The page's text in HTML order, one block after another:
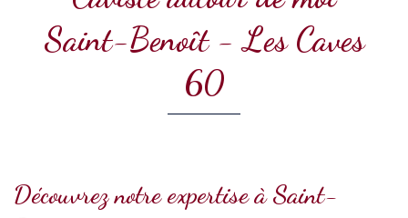
Saint-Benoît - Les Caves
60
Découvrez notre expertise à Saint-